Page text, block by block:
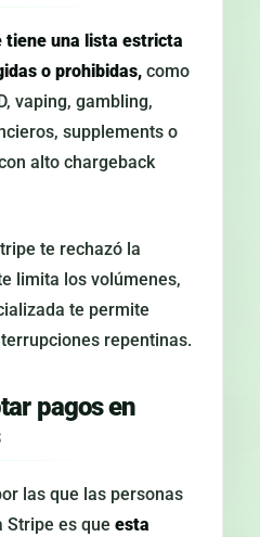
tiene una lista estricta
o prohibidas, como
vaping, gambling,
supplements o
alto chargeback
te rechazó la
limita los volúmenes,
te permite
repentinas.
pagos en
las que las personas
Stripe es que esta